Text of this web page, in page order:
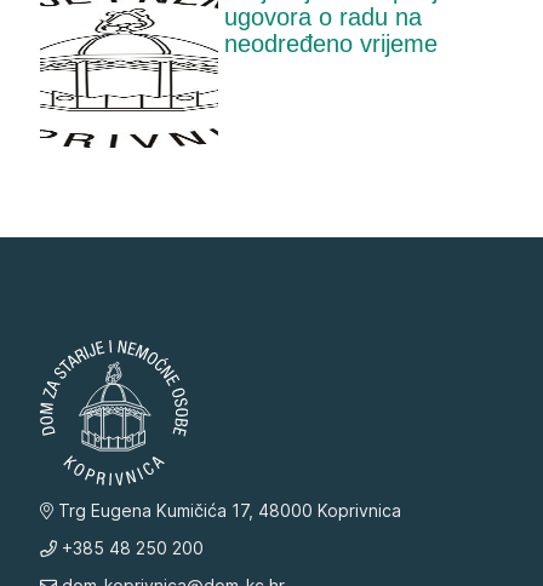
ugovora o radu na
neodređeno vrijeme
Trg Eugena Kumičića 17, 48000 Koprivnica
+385 48 250 200